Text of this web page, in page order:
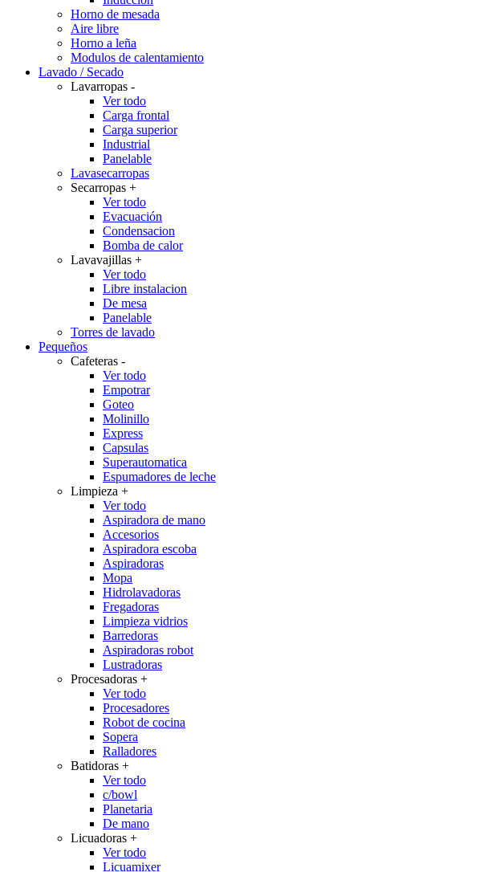
Horno de mesada
Aire libre
Horno a leña
Modulos de calentamiento
Lavado / Secado
Lavarropas -
Ver todo
Carga frontal
Carga superior
Industrial
Panelable
Lavasecarropas
Secarropas +
Ver todo
Evacuación
Condensacion
Bomba de calor
Lavavajillas +
Ver todo
Libre instalacion
De mesa
Panelable
Torres de lavado
Pequeños
Cafeteras -
Ver todo
Empotrar
Goteo
Molinillo
Express
Capsulas
Superautomatica
Espumadores de leche
Limpieza +
Ver todo
Aspiradora de mano
Accesorios
Aspiradora escoba
Aspiradoras
Mopa
Hidrolavadoras
Fregadoras
Limpieza vidrios
Barredoras
Aspiradoras robot
Lustradoras
Procesadoras +
Ver todo
Procesadores
Robot de cocina
Sopera
Ralladores
Batidoras +
Ver todo
c/bowl
Planetaria
De mano
Licuadoras +
Ver todo
Licuamixer